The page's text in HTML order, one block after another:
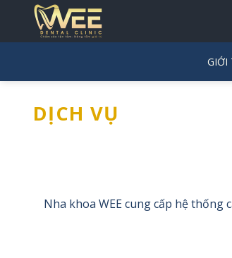
content
GIỚI
DỊCH VỤ
Nha khoa WEE cung cấp hệ